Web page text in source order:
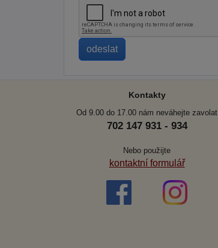
Kontakty
Od 9.00 do 17.00 nám neváhejte zavolat
702 147 931 - 934
Nebo použijte
kontaktní formulář